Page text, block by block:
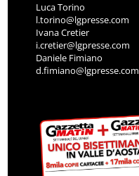
Luca Torino
l.torino@lgpresse.com
Ivana Cretier
i.cretier@lgpresse.com
Daniele Fimiano
d.fimiano@lgpresse.com